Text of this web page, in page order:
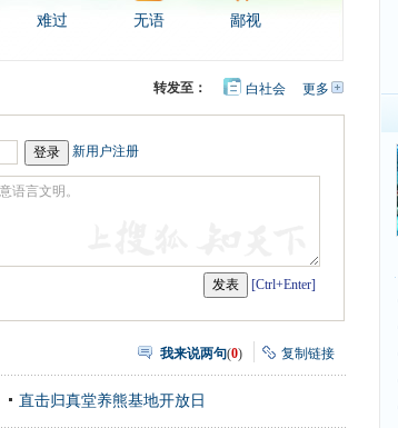
难过 无语 鄙视
更多开
转发至： 白社会
新用户注册
[Ctrl+Enter]
我来说两句(0) 复制链接
直击归真堂养熊基地开放日